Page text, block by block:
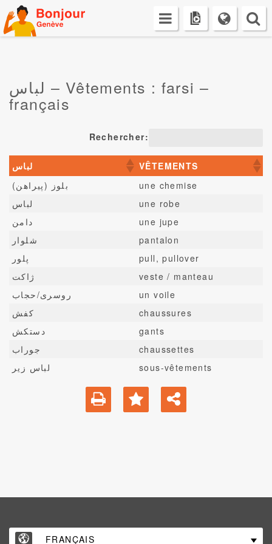
Skip
to
content
لباس – Vêtements : farsi –
français
Rechercher:
لباس
VÊTEMENTS
بلوز (پیراهن)
une chemise
لباس
une robe
دامن
une jupe
شلوار
pantalon
پلور
pull, pullover
ژاکت
veste / manteau
روسری/حجاب
un voile
کفش
chaussures
دستکش
gants
جوراب
chaussettes
لباس زیر
sous-vêtements
FRANÇAIS